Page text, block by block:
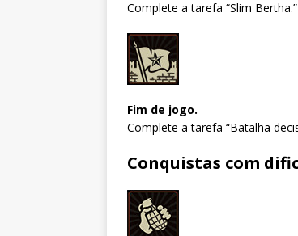
Complete a tarefa “Slim Bertha.”
Fim de jogo.
Complete a tarefa “Batalha
Conquistas com